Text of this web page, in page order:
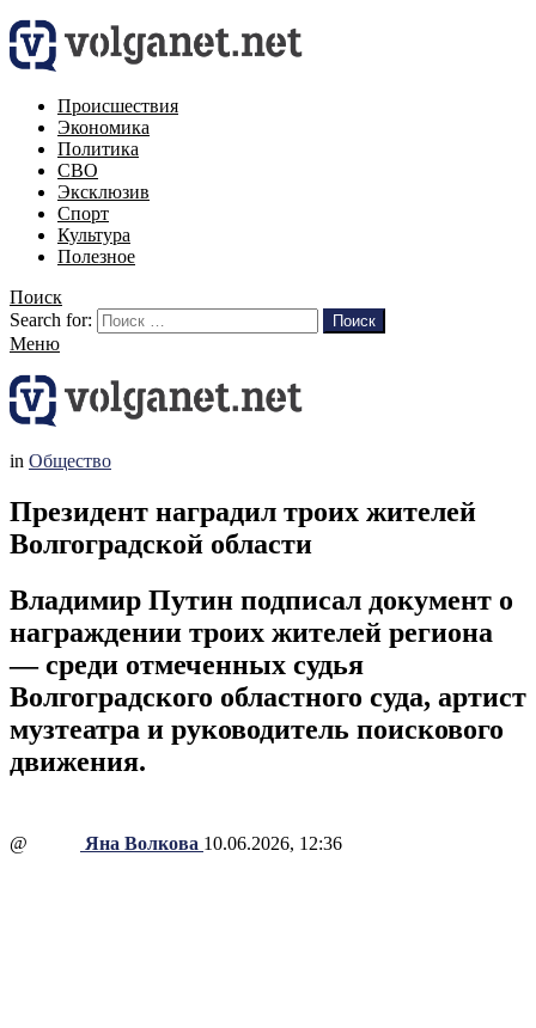
Происшествия
Экономика
Политика
СВО
Эксклюзив
Спорт
Культура
Полезное
Поиск
Search for:
Поиск
Меню
in Общество
Президент наградил троих жителей
Волгоградской области
Владимир Путин подписал документ о
награждении троих жителей региона
— среди отмеченных судья
Волгоградского областного суда, артист
музтеатра и руководитель поискового
движения.
@ Яна Волкова 10.06.2026, 12:36